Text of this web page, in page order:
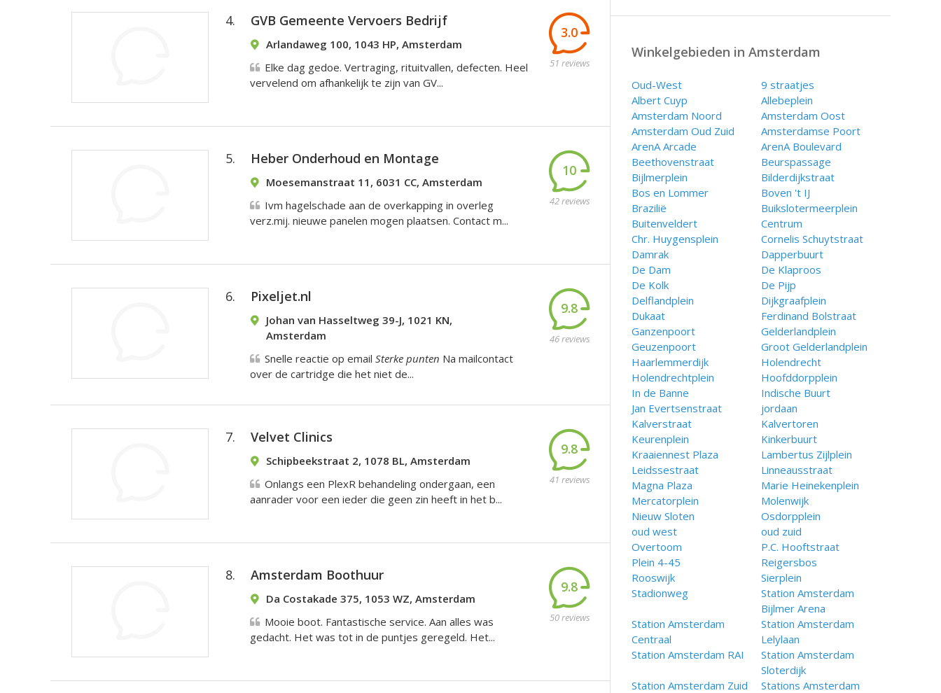
4. GVB Gemeente Vervoers Bedrijf
Arlandaweg 100, 1043 HP, Amsterdam
3.0
51 reviews
Elke dag gedoe. Vertraging, rituitvallen, defecten. Heel
vervelend om afhankelijk te zijn van GV...
5. Heber Onderhoud en Montage
Moesemanstraat 11, 6031 CC, Amsterdam
10
42 reviews
Ivm hagelschade aan de overkapping in overleg
verz.mij. nieuwe panelen mogen plaatsen. Contact m...
6. Pixeljet.nl
Johan van Hasseltweg 39-J, 1021 KN,
Amsterdam
9.8
46 reviews
Snelle reactie op email Sterke punten Na mailcontact
over de cartridge die het niet de...
7. Velvet Clinics
Schipbeekstraat 2, 1078 BL, Amsterdam
9.8
41 reviews
Onlangs een PlexR behandeling ondergaan, een
aanrader voor een ieder die geen zin heeft in het b...
8. Amsterdam Boothuur
Da Costakade 375, 1053 WZ, Amsterdam
9.8
50 reviews
Mooie boot. Fantastische service. Aan alles was
gedacht. Het was tot in de puntjes geregeld. Het...
Winkelgebieden in Amsterdam
Oud-West
9 straatjes
Albert Cuyp
Allebeplein
Amsterdam Noord
Amsterdam Oost
Amsterdam Oud Zuid
Amsterdamse Poort
ArenA Arcade
ArenA Boulevard
Beethovenstraat
Beurspassage
Bijlmerplein
Bilderdijkstraat
Bos en Lommer
Boven 't IJ
Brazilië
Buikslotermeerplein
Buitenveldert
Centrum
Chr. Huygensplein
Cornelis Schuytstraat
Damrak
Dapperbuurt
De Dam
De Klaproos
De Kolk
De Pijp
Delflandplein
Dijkgraafplein
Dukaat
Ferdinand Bolstraat
Ganzenpoort
Gelderlandplein
Geuzenpoort
Groot Gelderlandplein
Haarlemmerdijk
Holendrecht
Holendrechtplein
Hoofddorpplein
In de Banne
Indische Buurt
Jan Evertsenstraat
jordaan
Kalverstraat
Kalvertoren
Keurenplein
Kinkerbuurt
Kraaiennest Plaza
Lambertus Zijlplein
Leidssestraat
Linneausstraat
Magna Plaza
Marie Heinekenplein
Mercatorplein
Molenwijk
Nieuw Sloten
Osdorpplein
oud west
oud zuid
Overtoom
P.C. Hooftstraat
Plein 4-45
Reigersbos
Rooswijk
Sierplein
Stadionweg
Station Amsterdam
Bijlmer Arena
Station Amsterdam
Centraal
Station Amsterdam
Lelylaan
Station Amsterdam RAI
Station Amsterdam
Sloterdijk
Station Amsterdam Zuid
Stations Amsterdam